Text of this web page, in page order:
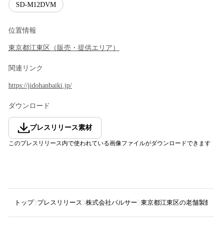
SD-M12DVM
位置情報
東京都江東区 （販売・提供エリア ）
関連リンク
https://jidohanbaiki.jp/
ダウンロード
プレスリリース素材
このプレスリリース内で使われている画像ファイルがダウンロードできます
トップ プレスリリース 株式会社パルサー 東京都江東区の老舗製餡所